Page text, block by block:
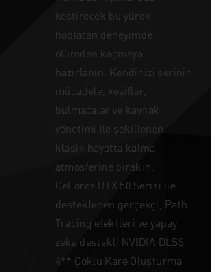
kestirecek bu yürek
hoplatan deneyimde
ölümden kaçmaya
hazırlanın. Kendinizi serinin
mücadele, keşifler,
bulmacalar ve kaynak
yönetimi ile şekillenen
klasik hayatta kalma
atmosferine bırakın.
GeForce RTX 50 Serisi ile
desteklenen gerçekçi, Path
Tracing efektleri ve yapay
zeka destekli NVIDIA DLSS
4** Çoklu Kare Oluşturma